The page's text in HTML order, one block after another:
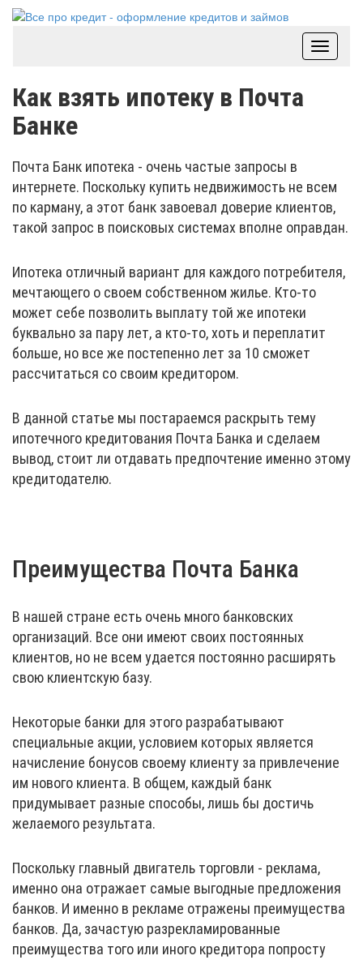
Toggle
Как взять ипотеку в Почта
Банке
Почта Банк ипотека - очень частые запросы в
интернете. Поскольку купить недвижимость не всем
по карману, а этот банк завоевал доверие клиентов,
такой запрос в поисковых системах вполне оправдан.
Ипотека отличный вариант для каждого потребителя,
мечтающего о своем собственном жилье. Кто-то
может себе позволить выплату той же ипотеки
буквально за пару лет, а кто-то, хоть и переплатит
больше, но все же постепенно лет за 10 сможет
рассчитаться со своим кредитором.
В данной статье мы постараемся раскрыть тему
ипотечного кредитования Почта Банка и сделаем
вывод, стоит ли отдавать предпочтение именно этому
кредитодателю.
Преимущества Почта Банка
В нашей стране есть очень много банковских
организаций. Все они имеют своих постоянных
клиентов, но не всем удается постоянно расширять
свою клиентскую базу.
Некоторые банки для этого разрабатывают
специальные акции, условием которых является
начисление бонусов своему клиенту за привлечение
им нового клиента. В общем, каждый банк
придумывает разные способы, лишь бы достичь
желаемого результата.
Поскольку главный двигатель торговли - реклама,
именно она отражает самые выгодные предложения
банков. И именно в рекламе отражены преимущества
банков. Да, зачастую разрекламированные
преимущества того или иного кредитора попросту